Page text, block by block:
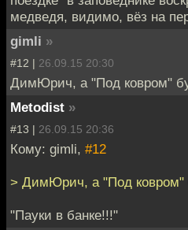
медведя, видимо, вёз на
gimli »
#12 | 26.09.15 20:30
ДимЮрич, а "Под ковром"
Metodist »
#13 | 26.09.15 20:36
Кому: gimli, #12
> ДимЮрич, а "Под ковром"
"Пауки в банке!!!"